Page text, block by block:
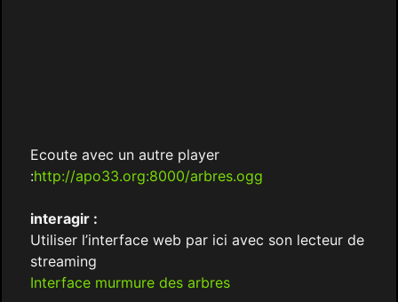
Ecoute avec un autre player
:http://apo33.org:8000/arbres.ogg
interagir :
Utiliser l’interface web par ici avec son lecteur de
streaming
Interface murmure des arbres